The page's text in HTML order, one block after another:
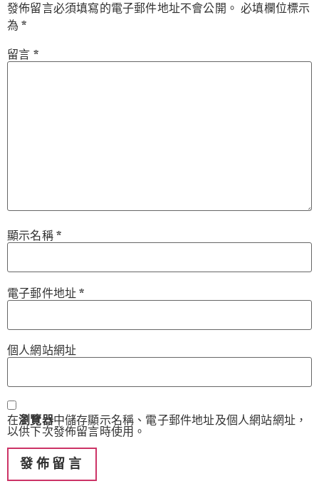
發佈留言必須填寫的電子郵件地址不會公開。 必填欄位標示
為*
留言 *
顯示名稱 *
電子郵件地址*
個人網站網址
在瀏覽器中儲存顯示名稱、電子郵件地址及個人網站網址，
以供下次發佈留言時使用。